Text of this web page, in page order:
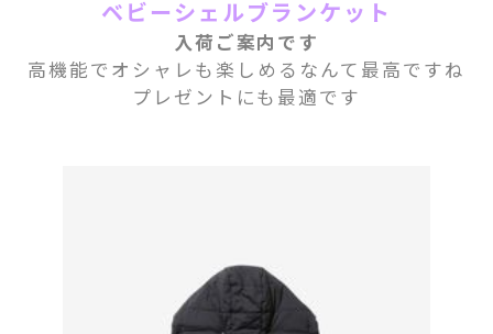
ベビーシェルブランケット
入荷ご案内です
高機能でオシャレも楽しめるなんて最高ですね
プレゼントにも最適です